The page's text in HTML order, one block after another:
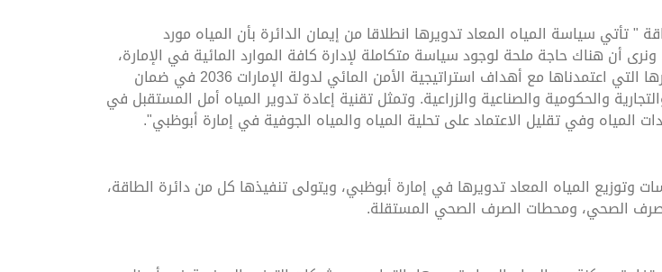
سياسة المياه المعاد تدويرها انطلاقا من إيمان الدائرة بأن المياه مورد
أن هناك حاجة ملحة لوجود سياسة متكاملة لإدارة كافة الموارد المائية في الإمارة،
ومن ضمنها المياه المعاد تدويرها. وتتماشى سياسة المياه المعاد تدويرها التي اعتمدناها مع أهداف استراتيجية الأمن المائي لدولة الإمارات 2036 في ضمان
والحكومية والصناعية والزراعية. وتمثل تقنية إعادة تدوير المياه أمل المستقبل في
المياه وفي تقليل الاعتماد على تحلية المياه والمياه الجوفية في إمارة أبوظبي".
وتوزيع المياه المعاد تدويرها في إمارة أبوظبي، ويتولى تنفيذها كل من دائرة الطاقة،
الصحي، ومحطات الصرف الصحي المستقلة.